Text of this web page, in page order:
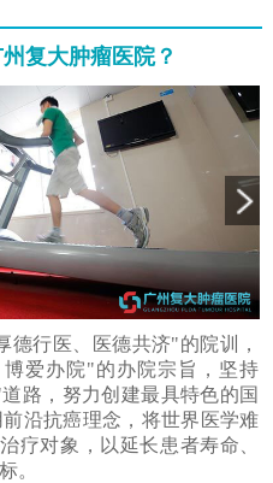
复大肿瘤医院？
德行医、医德共济"的院训，
爱办院"的办院宗旨，坚持
路，努力创建最具特色的国
沿抗癌理念，将世界医学难
疗对象，以延长患者寿命、
。